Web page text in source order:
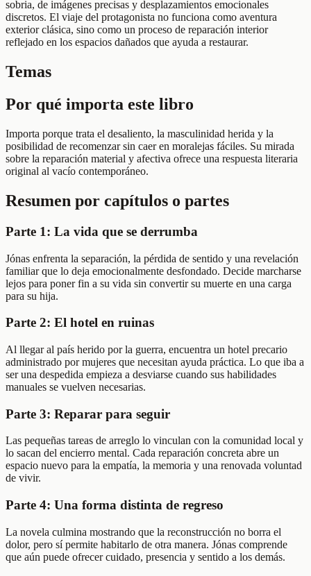
sobria, de imágenes precisas y desplazamientos emocionales
discretos. El viaje del protagonista no funciona como aventura
exterior clásica, sino como un proceso de reparación interior
reflejado en los espacios dañados que ayuda a restaurar.
Temas
Por qué importa este libro
Importa porque trata el desaliento, la masculinidad herida y la
posibilidad de recomenzar sin caer en moralejas fáciles. Su mirada
sobre la reparación material y afectiva ofrece una respuesta literaria
original al vacío contemporáneo.
Resumen por capítulos o partes
Parte 1: La vida que se derrumba
Jónas enfrenta la separación, la pérdida de sentido y una revelación
familiar que lo deja emocionalmente desfondado. Decide marcharse
lejos para poner fin a su vida sin convertir su muerte en una carga
para su hija.
Parte 2: El hotel en ruinas
Al llegar al país herido por la guerra, encuentra un hotel precario
administrado por mujeres que necesitan ayuda práctica. Lo que iba a
ser una despedida empieza a desviarse cuando sus habilidades
manuales se vuelven necesarias.
Parte 3: Reparar para seguir
Las pequeñas tareas de arreglo lo vinculan con la comunidad local y
lo sacan del encierro mental. Cada reparación concreta abre un
espacio nuevo para la empatía, la memoria y una renovada voluntad
de vivir.
Parte 4: Una forma distinta de regreso
La novela culmina mostrando que la reconstrucción no borra el
dolor, pero sí permite habitarlo de otra manera. Jónas comprende
que aún puede ofrecer cuidado, presencia y sentido a los demás.